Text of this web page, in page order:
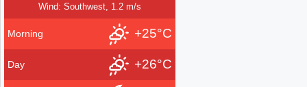
Wind: Southwest, 1.2 m/s
Morning +25°C
Day +26°C